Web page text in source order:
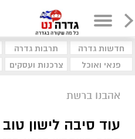
חדשות גדרה תרבות גדרה
פנאי ואוכל
צרכנות ועסקים
אהבנו ברשת
עוד סיבה לישון